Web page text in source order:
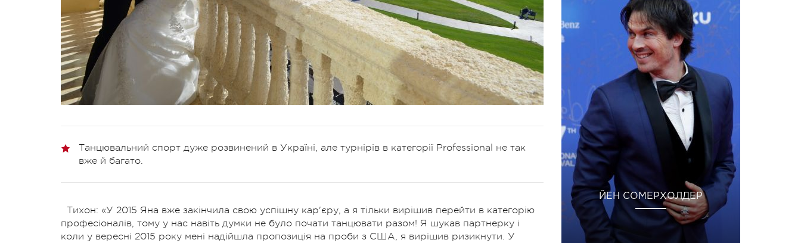
Танцювальний спорт дуже розвинений в Україні, але турнірів в категорії Professional не так
вже й багато.
Тихон: «У 2015 Яна вже закінчила свою успішну кар'єру, а я тільки вирішив перейти в категорію
професіоналів, тому у нас навіть думки не було почати танцювати разом! Я шукав партнерку і
коли у вересні 2015 року мені надійшла пропозиція на проби з США, я вирішив ризикнути. У
ЙЕН СОМЕРХОЛДЕР